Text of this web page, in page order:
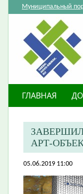
Муниципальный
ГЛАВНАЯ
АРТ-
05.06.2019 11:00